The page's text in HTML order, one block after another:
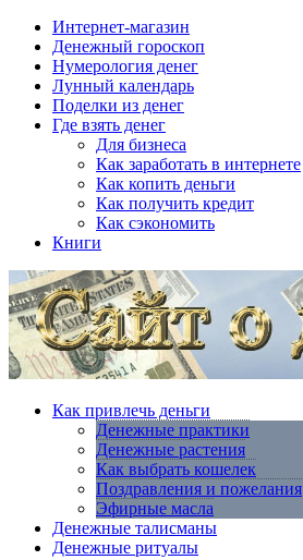
Интернет-магазин
Денежный гороскоп
Нумерология денег
Лунный календарь
Поделки из денег
Где взять денег
Для бизнеса
Как заработать в интернете
Как копить деньги
Как получить кредит
Как сэкономить
Книги
Как привлечь деньги
Денежные практики
Денежные растения
Как выбрать кошелек
Поздравления и пожелания
Эфирные масла
Денежные талисманы
Денежные ритуалы